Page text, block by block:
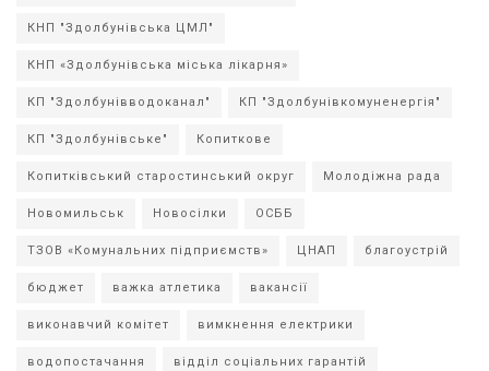
КНП "Здолбунівська ЦМЛ"
КНП «Здолбунівська міська лікарня»
КП "Здолбунівводоканал" КП "Здолбунівкомуненергія"
КП "Здолбунівське" Копиткове
Копитківський старостинський округ Молодіжна рада
Новомильськ Новосілки ОСББ
ТЗОВ «Комунальних підприємств» ЦНАП благоустрій
бюджет важка атлетика вакансії
виконавчий комітет вимкнення електрики
водопостачання відділ соціальних гарантій